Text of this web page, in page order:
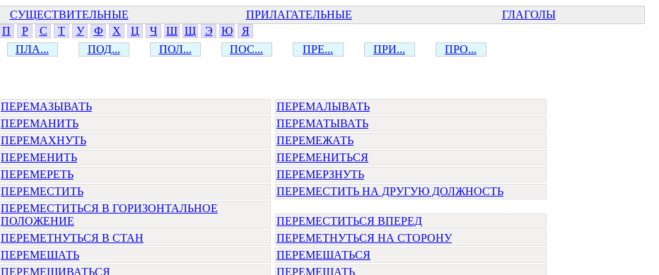
СУЩЕСТВИТЕЛЬНЫЕ ПРИЛАГАТЕЛЬНЫЕ
ГЛАГОЛЫ
П Р С Т У Ф Х Ц Ч Ш Щ Э Ю
Я
ПЛА... ПОД... ПОЛ... ПОС... ПРЕ... ПРИ... ПРО...
ПЕРЕМАЗЫВАТЬ
ПЕРЕМАЛЫВАТЬ
ПЕРЕМАНИТЬ
ПЕРЕМАТЫВАТЬ
ПЕРЕМАХНУТЬ
ПЕРЕМЕЖАТЬ
ПЕРЕМЕНИТЬ
ПЕРЕМЕНИТЬСЯ
ПЕРЕМЕРЕТЬ
ПЕРЕМЕРЗНУТЬ
ПЕРЕМЕСТИТЬ ПЕРЕМЕСТИТЬ НА ДРУГУЮ ДОЛЖНОСТЬ
ПЕРЕМЕСТИТЬСЯ В ГОРИЗОНТАЛЬНОЕ
ПОЛОЖЕНИЕ
ПЕРЕМЕСТИТЬСЯ ВПЕРЕД
ПЕРЕМЕТНУТЬСЯ В СТАН
ПЕРЕМЕТНУТЬСЯ НА СТОРОНУ
ПЕРЕМЕШАТЬ
ПЕРЕМЕШАТЬСЯ
ПЕРЕМЕШИВАТЬСЯ ПЕРЕМЕЩАТЬ